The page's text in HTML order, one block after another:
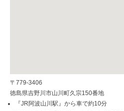
〒779-3406
徳島県吉野川市山川町久宗150番地
『JR阿波山川駅』から車で約10分